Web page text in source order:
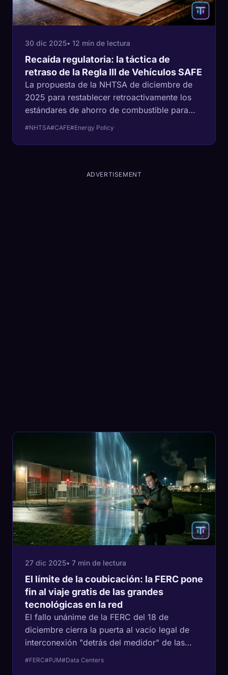
30 dic 2025• 12 min de lectura
Recaída regulatoria: la táctica de
retraso de la Regla III de Vehículos SAFE
La propuesta de la NHTSA de diciembre de
2025 para restablecer retroactivamente los
estándares de ahorro de combustible para
intercambiando la salud atmosférica a largo
#NHTSA#CAFE#Energy Policy
ADVERTISEMENT
27 dic 2025• 7 min de lectura
El límite de la coubicación: la FERC pone
fin al viaje gratis de las grandes
tecnológicas en la red
El fallo unánime de la FERC del 18 de
diciembre cierra la puerta al vacío legal de
interconexión "detrás del medidor" de las
#FERC#PJM#Data Centers